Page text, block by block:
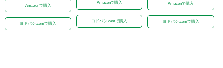
Amazonで購入
ヨドバシ.comで購入
Amazonで購入
ヨドバシ.comで購入
Amazonで購入
ヨドバシ.comで購入